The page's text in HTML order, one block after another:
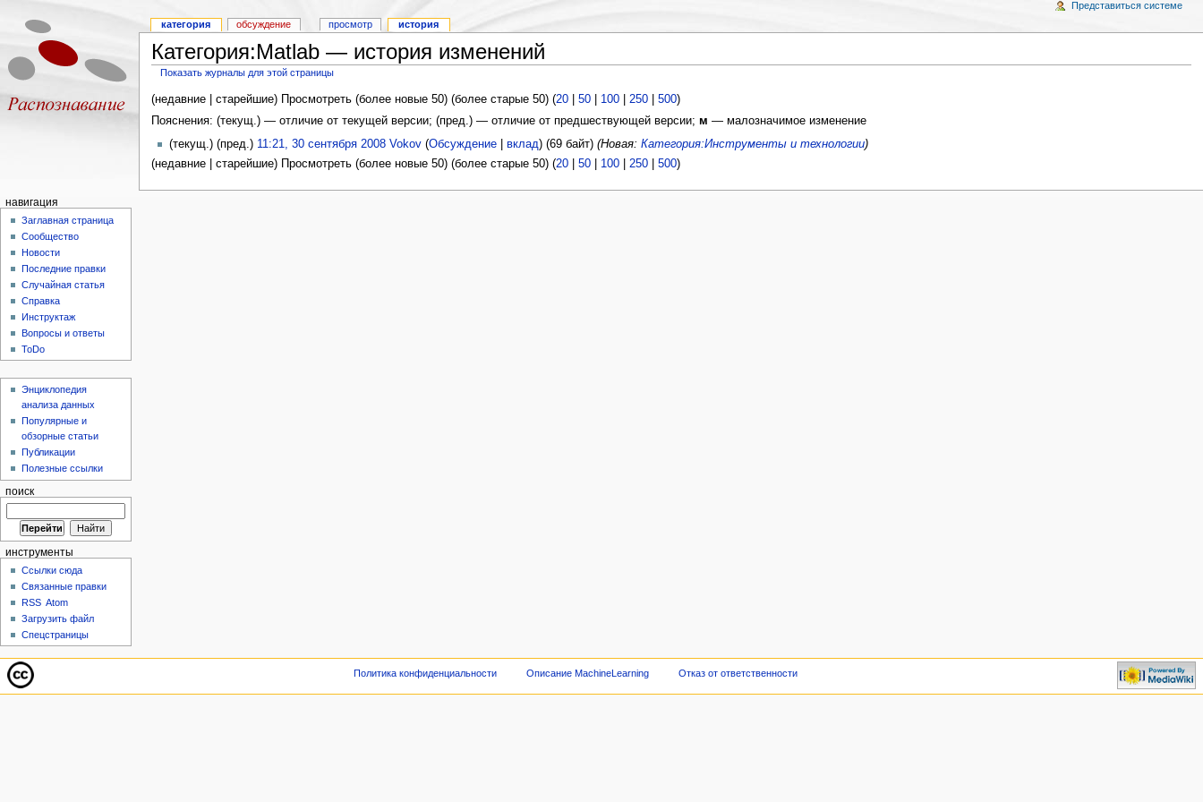
Категория:Matlab — история изменений
Показать журналы для этой страницы
(недавние | старейшие) Просмотреть (более новые 50) (более старые 50) (20| 50| 100| 250| 500)
Пояснения: (текущ.) — отличие от текущей версии; (пред.) — отличие от предшествующей версии; м — малозначимое изменение
(текущ.) (пред.) 11:21, 30 сентября 2008 Vokov(Обсуждение| вклад) (69 байт) (Новая: Категория:Инструменты и технологии)
(недавние | старейшие) Просмотреть (более новые 50) (более старые 50) (20| 50| 100| 250| 500)
категория обсуждение просмотр история
Представиться системе
навигация
Заглавная страница
Сообщество
Новости
Последние правки
Случайная статья
Справка
Инструктаж
Вопросы и ответы
ToDo
Энциклопедия
анализа данных
Популярные и
обзорные статьи
Публикации
Полезные ссылки
поиск
инструменты
Ссылки сюда
Связанные правки
RSS Atom
Загрузить файл
Спецстраницы
Политика конфиденциальности Описание MachineLearning Отказ от ответственности